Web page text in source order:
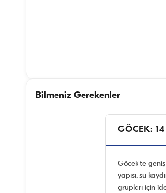
Bilmeniz Gerekenler
GÖCEK:
Göcek'te
yapısı, su
grupları için